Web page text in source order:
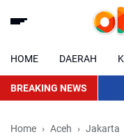
HOME DAERAH
BREAKING NEWS
Home Aceh Jakarta